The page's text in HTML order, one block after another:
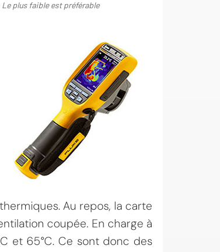
Au repos, la carte
coupée. En charge à
et 65°C. Ce sont donc des